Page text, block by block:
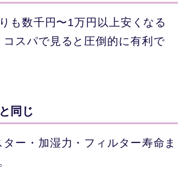
も数千円〜1万円以上安くなる
スパで見ると圧倒的に有利で
同じ
ー・加湿力・フィルター寿命ま